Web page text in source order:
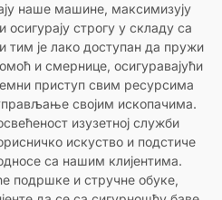
наше машине, максимизују
строгу у складу са
је лако доступан да пружи
и смернице, осигуравајући
приступ свим ресурсима
својим ископачима.
изузетној служби
искуство и подстиче
са нашим клијентима.
подршке и стручне обуке,